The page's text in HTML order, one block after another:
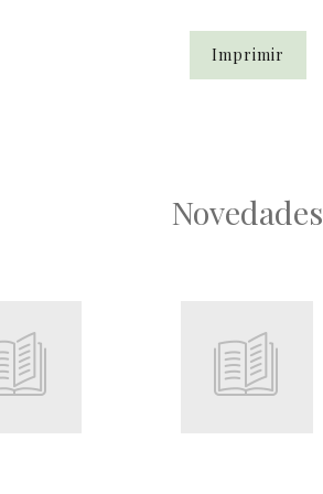
Imprimir
Novedades
Root Root